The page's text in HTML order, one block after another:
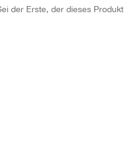
der Erste, der dieses Produkt